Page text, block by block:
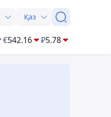
Қаз
€542.16 ₽5.78